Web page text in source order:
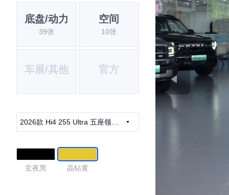
底盘/动力
39张
空间
10张
车展/其他 官方
2026款 Hi4 255 Ultra 五座领航
玄夜黑 晶钻黄